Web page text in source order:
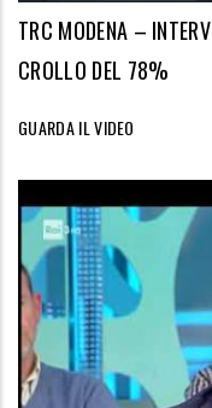
TRC MODENA –
CROLLO DEL 78%
GUARDA IL VIDEO